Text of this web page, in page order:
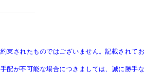
束されたものではございません。記載されて
配が不可能な場合につきましては、誠に勝手